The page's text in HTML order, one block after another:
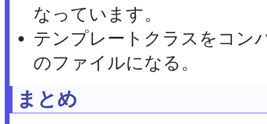
なっています。
テンプレートクラスをコン
のファイルになる。
まとめ